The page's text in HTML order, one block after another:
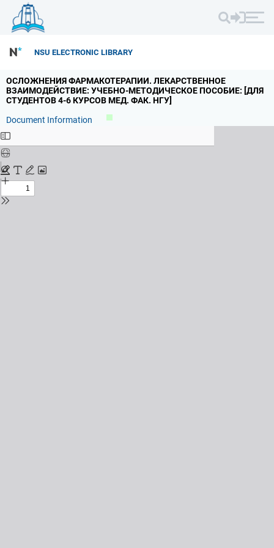
NSU ELECTRONIC LIBRARY
ОСЛОЖНЕНИЯ ФАРМАКОТЕРАПИИ. ЛЕКАРСТВЕННОЕ
ВЗАИМОДЕЙСТВИЕ: УЧЕБНО-МЕТОДИЧЕСКОЕ ПОСОБИЕ: [ДЛЯ
СТУДЕНТОВ 4-6 КУРСОВ МЕД. ФАК. НГУ]
Document Information